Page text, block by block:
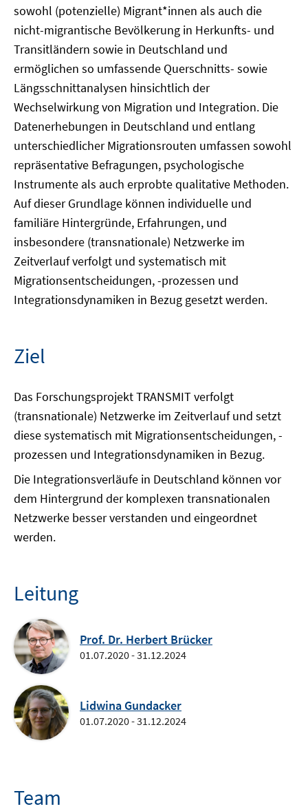
sowohl (potenzielle) Migrant*innen als auch die
nicht-migrantische Bevölkerung in Herkunfts- und
Transitländern sowie in Deutschland und
ermöglichen so umfassende Querschnitts- sowie
Längsschnittanalysen hinsichtlich der
Wechselwirkung von Migration und Integration. Die
Datenerhebungen in Deutschland und entlang
unterschiedlicher Migrationsrouten umfassen sowohl
repräsentative Befragungen, psychologische
Instrumente als auch erprobte qualitative Methoden.
Auf dieser Grundlage können individuelle und
familiäre Hintergründe, Erfahrungen, und
insbesondere (transnationale) Netzwerke im
Zeitverlauf verfolgt und systematisch mit
Migrationsentscheidungen, -prozessen und
Integrationsdynamiken in Bezug gesetzt werden.
Ziel
Das Forschungsprojekt TRANSMIT verfolgt
(transnationale) Netzwerke im Zeitverlauf und setzt
diese systematisch mit Migrationsentscheidungen, -
prozessen und Integrationsdynamiken in Bezug.
Die Integrationsverläufe in Deutschland können vor
dem Hintergrund der komplexen transnationalen
Netzwerke besser verstanden und eingeordnet
werden.
Leitung
Prof. Dr. Herbert Brücker
01.07.2020 - 31.12.2024
Lidwina Gundacker
01.07.2020 - 31.12.2024
Team